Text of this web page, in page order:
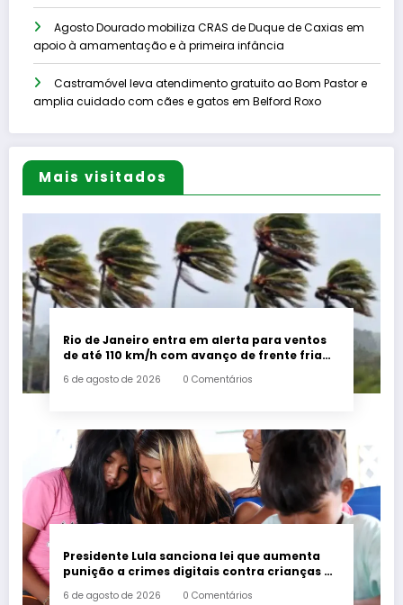
Agosto Dourado mobiliza CRAS de Duque de Caxias em
apoio à amamentação e à primeira infância
Castramóvel leva atendimento gratuito ao Bom Pastor e
amplia cuidado com cães e gatos em Belford Roxo
Mais visitados
Rio de Janeiro entra em alerta para ventos
de até 110 km/h com avanço de frente fria
6 de agosto de 2026 0 Comentários
Presidente Lula sanciona lei que aumenta
punição a crimes digitais contra crianças é
6 de agosto de 2026 0 Comentários